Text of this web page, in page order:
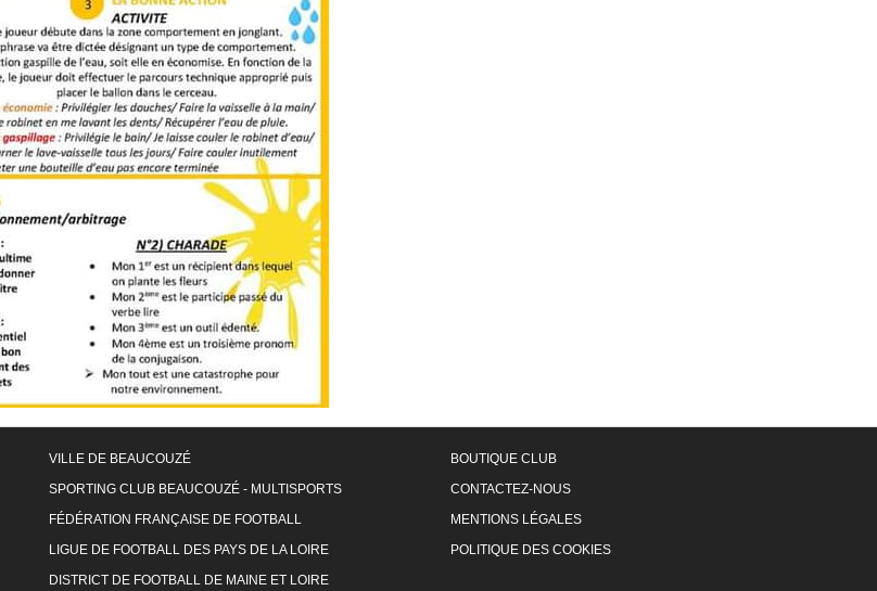
VILLE DE BEAUCOUZÉ
SPORTING CLUB BEAUCOUZÉ - MULTISPORTS
FÉDÉRATION FRANÇAISE DE FOOTBALL
LIGUE DE FOOTBALL DES PAYS DE LA LOIRE
DISTRICT DE FOOTBALL DE MAINE ET LOIRE
BOUTIQUE CLUB
CONTACTEZ-NOUS
MENTIONS LÉGALES
POLITIQUE DES COOKIES